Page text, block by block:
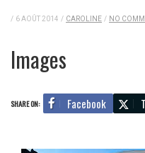
/ 6 AOÛT 2014 / CAROLINE / NO
Images
SHARE ON: Facebook